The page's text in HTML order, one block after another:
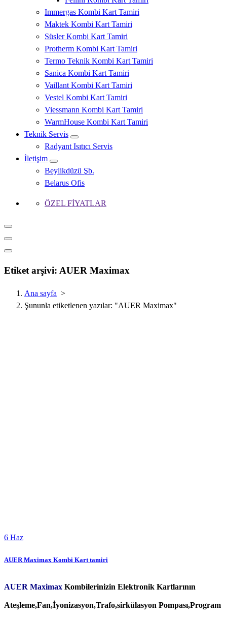
Immergas Kombi Kart Tamiri
Maktek Kombi Kart Tamiri
Süsler Kombi Kart Tamiri
Protherm Kombi Kart Tamiri
Termo Teknik Kombi Kart Tamiri
Sanica Kombi Kart Tamiri
Vaillant Kombi Kart Tamiri
Vestel Kombi Kart Tamiri
Viessmann Kombi Kart Tamiri
WarmHouse Kombi Kart Tamiri
Teknik Servis
Radyant Isıtıcı Servis
İletişim
Beylikdüzü Şb.
Belarus Ofis
ÖZEL FİYATLAR
Etiket arşivi: AUER Maximax
Ana sayfa >
Şununla etiketlenen yazılar: "AUER Maximax"
6 Haz
AUER Maximax Kombi Kart tamiri
AUER Maximax Kombilerinizin Elektronik Kartlarının
Ateşleme,Fan,İyonizasyon,Trafo,sirkülasyon Pompası,Program